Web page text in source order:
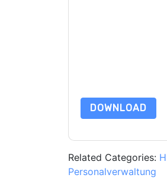
DOWNLOAD
Related Categories:
Personalverwaltung